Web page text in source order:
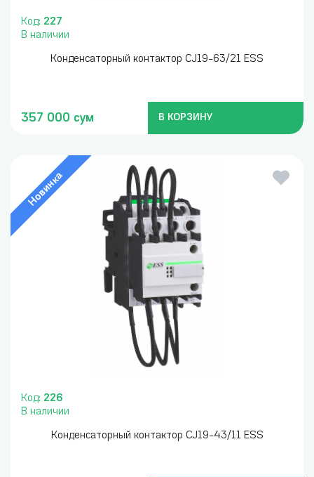
Код: 227
В наличии
Конденсаторный контактор CJ19-63/21 ESS
357 000 сум В КОРЗИНУ
Новинка
Код: 226
В наличии
Конденсаторный контактор CJ19-43/11 ESS